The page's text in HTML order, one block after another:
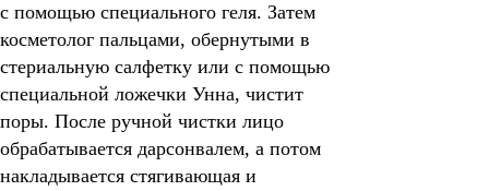
с помощью специального геля. Затем
косметолог пальцами, обернутыми в
стериальную салфетку или с помощью
специальной ложечки Унна, чистит
поры. После ручной чистки лицо
обрабатывается дарсонвалем, а потом
накладывается стягивающая и